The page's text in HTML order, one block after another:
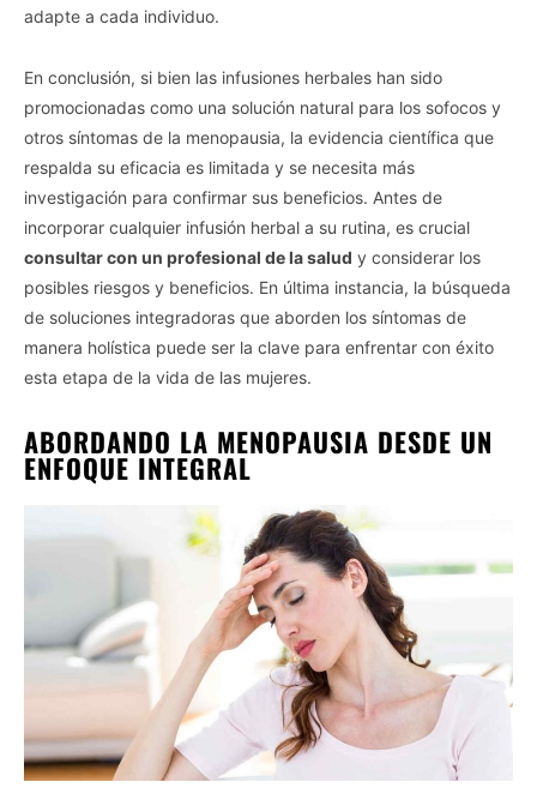
adapte a cada individuo.
En conclusión, si bien las infusiones herbales han sido
promocionadas como una solución natural para los sofocos y
otros síntomas de la menopausia, la evidencia científica que
respalda su eficacia es limitada y se necesita más
investigación para confirmar sus beneficios. Antes de
incorporar cualquier infusión herbal a su rutina, es crucial
consultar con un profesional de la salud y considerar los
posibles riesgos y beneficios. En última instancia, la búsqueda
de soluciones integradoras que aborden los síntomas de
manera holística puede ser la clave para enfrentar con éxito
esta etapa de la vida de las mujeres.
ABORDANDO LA MENOPAUSIA DESDE UN
ENFOQUE INTEGRAL